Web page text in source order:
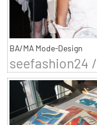
BA/MA Mode-Design
seefashion24